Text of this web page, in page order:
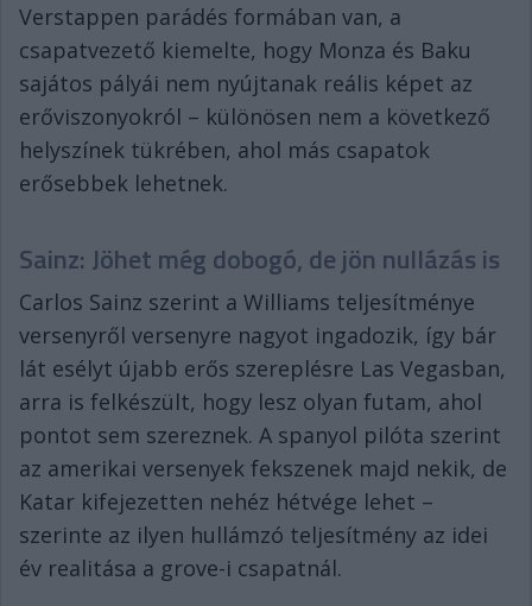
Verstappen parádés formában van, a
csapatvezető kiemelte, hogy Monza és Baku
sajátos pályái nem nyújtanak reális képet az
erőviszonyokról – különösen nem a következő
helyszínek tükrében, ahol más csapatok
erősebbek lehetnek.
Sainz: Jöhet még dobogó, de jön nullázás is
Carlos Sainz szerint a Williams teljesítménye
versenyről versenyre nagyot ingadozik, így bár
lát esélyt újabb erős szereplésre Las Vegasban,
arra is felkészült, hogy lesz olyan futam, ahol
pontot sem szereznek. A spanyol pilóta szerint
az amerikai versenyek fekszenek majd nekik, de
Katar kifejezetten nehéz hétvége lehet –
szerinte az ilyen hullámzó teljesítmény az idei
év realitása a grove-i csapatnál.